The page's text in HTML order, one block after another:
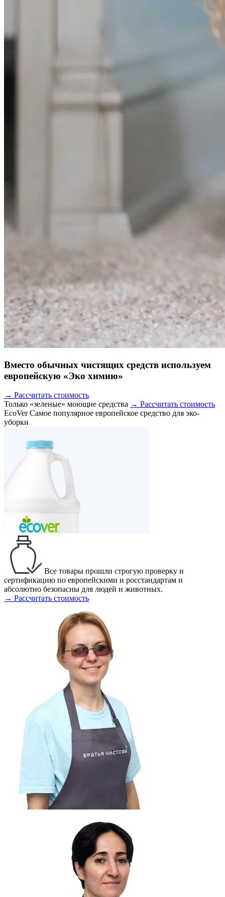
Вместо обычных чистящих средств используем
европейскую «Эко химию»
→ Рассчитать стоимость
Только «зеленые» моющие средства → Рассчитать стоимость
EcoVer Самое популярное европейское средство для эко-
уборки
Все товары прошли строгую проверку и
сертификацию по европейскими и росстандартам и
абсолютно безопасны для людей и животных.
→ Рассчитать стоимость